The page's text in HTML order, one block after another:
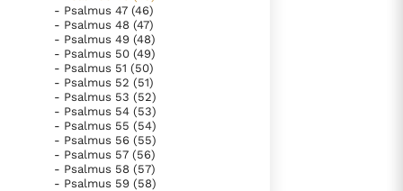
- Psalmus 47 (46)
- Psalmus 48 (47)
- Psalmus 49 (48)
- Psalmus 50 (49)
- Psalmus 51 (50)
- Psalmus 52 (51)
- Psalmus 53 (52)
- Psalmus 54 (53)
- Psalmus 55 (54)
- Psalmus 56 (55)
- Psalmus 57 (56)
- Psalmus 58 (57)
- Psalmus 59 (58)